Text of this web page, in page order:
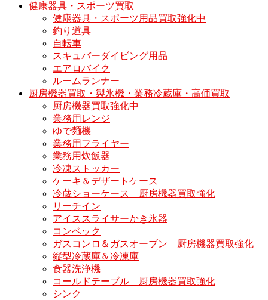
健康器具・スポーツ買取
健康器具・スポーツ用品買取強化中
釣り道具
自転車
スキュバーダイビング用品
エアロバイク
ルームランナー
厨房機器買取・製氷機・業務冷蔵庫・高価買取
厨房機器買取強化中
業務用レンジ
ゆで麺機
業務用フライヤー
業務用炊飯器
冷凍ストッカー
ケーキ＆デザートケース
冷蔵ショーケース 厨房機器買取強化
リーチイン
アイススライサーかき氷器
コンベック
ガスコンロ＆ガスオーブン 厨房機器買取強化
縦型冷蔵庫＆冷凍庫
食器洗浄機
コールドテーブル 厨房機器買取強化
シンク